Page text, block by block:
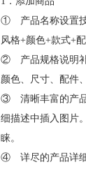
① 产品名称设置技
风格+颜色+款式+
② 产品规格说明补
颜色、尺寸、配件
③ 清晰丰富的产品
细描述中插入图片
睐。
④ 详尽的产品详细